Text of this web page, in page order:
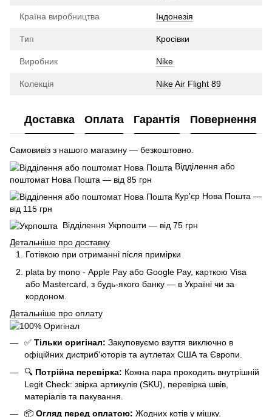
Країна виробництва Індонезія
Тип Кросівки
Виробник Nike
Колекція Nike Air Flight 89
Доставка Оплата Гарантія Повернення
Самовивіз з нашого магазину — безкоштовно.
Відділення або
поштомат Нова Пошта — від 85 грн
Кур'єр Нова Пошта —
від 115 грн
Відділення Укрпошти — від 75 грн
Детальніше про доставку
Готівкою при отриманні після примірки
plata by mono - Apple Pay або Google Pay, карткою Visa
або Mastercard, з будь-якого банку — в Україні чи за
кордоном.
Детальніше про оплату
✅ Тільки оригінал: Закуповуємо взуття виключно в
офіційних дистриб'юторів та аутлетах США та Європи.
🔍 Потрійна перевірка: Кожна пара проходить внутрішній
Legit Check: звірка артикулів (SKU), перевірка швів,
матеріалів та пакування.
📦 Огляд перед оплатою: Жодних котів у мішку.